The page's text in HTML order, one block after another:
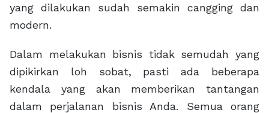
yang dilakukan sudah semakin cangging dan
modern.
Dalam melakukan bisnis tidak semudah yang
dipikirkan loh sobat, pasti ada beberapa
kendala yang akan memberikan tantangan
dalam perjalanan bisnis Anda. Semua orang